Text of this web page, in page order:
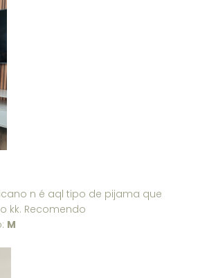
n é aql tipo de pijama que
kk. Recomendo
M